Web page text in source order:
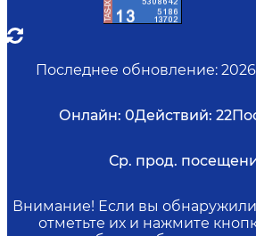
Последнее обновление:
Онлайн: 0Действий: 22
Ср. прод.
Внимание! Если вы
отметьте их и нажмите